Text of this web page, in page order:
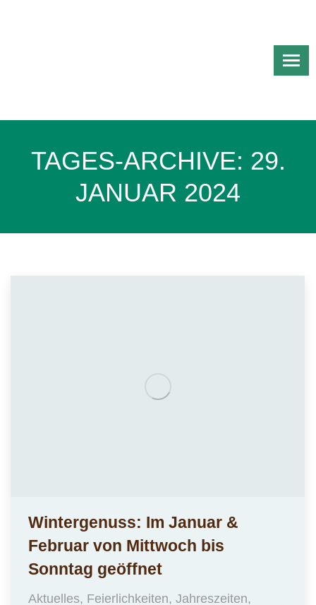
TAGES-ARCHIVE: 29.
JANUAR 2024
Wintergenuss: Im Januar &
Februar von Mittwoch bis
Sonntag geöffnet
Aktuelles, Feierlichkeiten, Jahreszeiten,